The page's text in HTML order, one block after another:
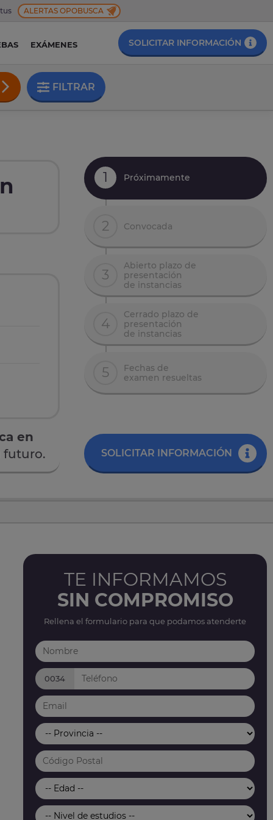
ALERTAS OPOBUSCA
EXÁMENES SOLICITAR INFORMACIÓN
FILTRAR
en
futuro.
1 Próximamente
2 Convocada
3
Abierto plazo de
presentación
de instancias
4
Cerrado plazo de
presentación
de instancias
5
Fechas de
examen resueltas
SOLICITAR INFORMACIÓN
TE INFORMAMOS
SIN COMPROMISO
Rellena el formulario para que podamos atenderte
0034